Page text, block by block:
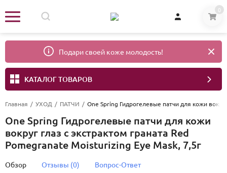
0
Подари своей коже молодость!
КАТАЛОГ ТОВАРОВ
Главная / УХОД / ПАТЧИ / One Spring Гидрогелевые патчи для кожи
One Spring Гидрогелевые патчи для кожи
вокруг глаз с экстрактом граната Red
Pomegranate Moisturizing Eye Mask, 7,5г
Обзор Отзывы (0) Вопрос-Ответ